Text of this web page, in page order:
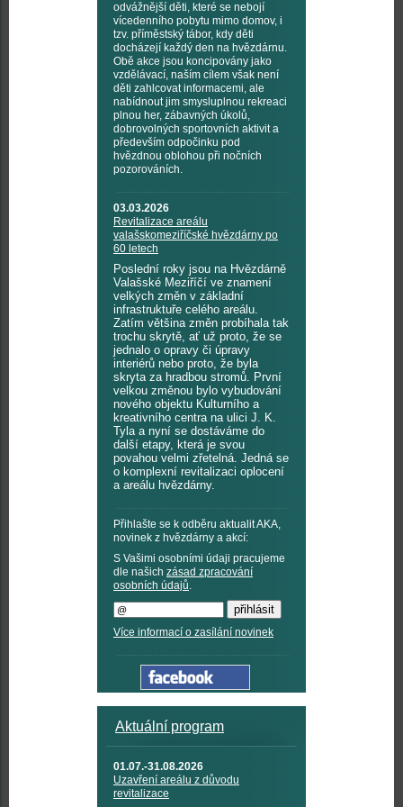
odvážnější děti, které se nebojí
vícedenního pobytu mimo domov, i
tzv. příměstský tábor, kdy děti
docházejí každý den na hvězdárnu.
Obě akce jsou koncipovány jako
vzdělávací, naším cílem však není
děti zahlcovat informacemi, ale
nabídnout jim smysluplnou rekreaci
plnou her, zábavných úkolů,
dobrovolných sportovních aktivit a
především odpočinku pod
hvězdnou oblohou při nočních
pozorováních.
03.03.2026
Revitalizace areálu
valašskomeziříčské hvězdárny po
60 letech
Poslední roky jsou na Hvězdárně
Valašské Meziříčí ve znamení
velkých změn v základní
infrastruktuře celého areálu.
Zatím většina změn probíhala tak
trochu skrytě, ať už proto, že se
jednalo o opravy či úpravy
interiérů nebo proto, že byla
skryta za hradbou stromů. První
velkou změnou bylo vybudování
nového objektu Kulturního a
kreativního centra na ulici J. K.
Tyla a nyní se dostáváme do
další etapy, která je svou
povahou velmi zřetelná. Jedná se
o komplexní revitalizaci oplocení
a areálu hvězdárny.
Přihlašte se k odběru aktualit AKA,
novinek z hvězdárny a akcí:
S Vašimi osobními údaji pracujeme
dle našich zásad zpracování
osobních údajů.
Více informací o zasílání novinek
Aktuální program
01.07.-31.08.2026
Uzavření areálu z důvodu
revitalizace